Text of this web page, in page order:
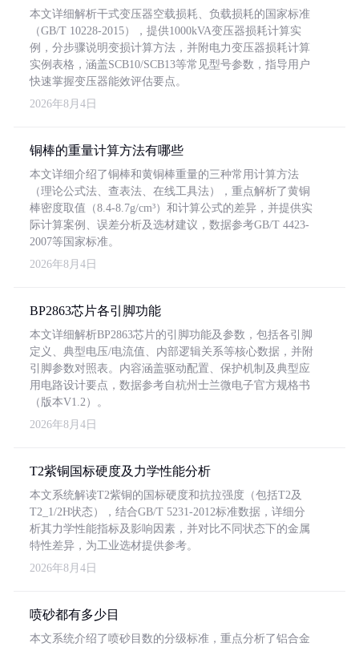
本文详细解析干式变压器空载损耗、负载损耗的国家标准
（GB/T 10228-2015），提供1000kVA变压器损耗计算实
例，分步骤说明变损计算方法，并附电力变压器损耗计算
实例表格，涵盖SCB10/SCB13等常见型号参数，指导用户
快速掌握变压器能效评估要点。
2026年8月4日
铜棒的重量计算方法有哪些
本文详细介绍了铜棒和黄铜棒重量的三种常用计算方法
（理论公式法、查表法、在线工具法），重点解析了黄铜
棒密度取值（8.4-8.7g/cm³）和计算公式的差异，并提供实
际计算案例、误差分析及选材建议，数据参考GB/T 4423-
2007等国家标准。
2026年8月4日
BP2863芯片各引脚功能
本文详细解析BP2863芯片的引脚功能及参数，包括各引脚
定义、典型电压/电流值、内部逻辑关系等核心数据，并附
引脚参数对照表。内容涵盖驱动配置、保护机制及典型应
用电路设计要点，数据参考自杭州士兰微电子官方规格书
（版本V1.2）。
2026年8月4日
T2紫铜国标硬度及力学性能分析
本文系统解读T2紫铜的国标硬度和抗拉强度（包括T2及
T2_1/2H状态），结合GB/T 5231-2012标准数据，详细分
析其力学性能指标及影响因素，并对比不同状态下的金属
特性差异，为工业选材提供参考。
2026年8月4日
喷砂都有多少目
本文系统介绍了喷砂目数的分级标准，重点分析了铝合金